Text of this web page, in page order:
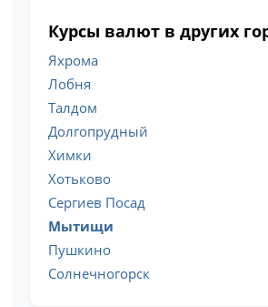
Курсы валют в других
Яхрома
Лобня
Талдом
Долгопрудный
Химки
Хотьково
Сергиев Посад
Мытищи
Пушкино
Солнечногорск